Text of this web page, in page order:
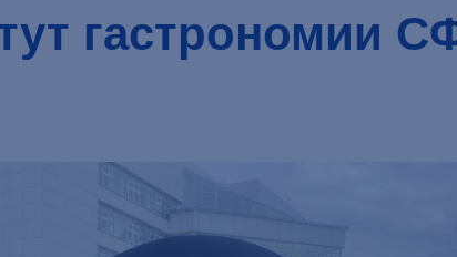
гастрономии